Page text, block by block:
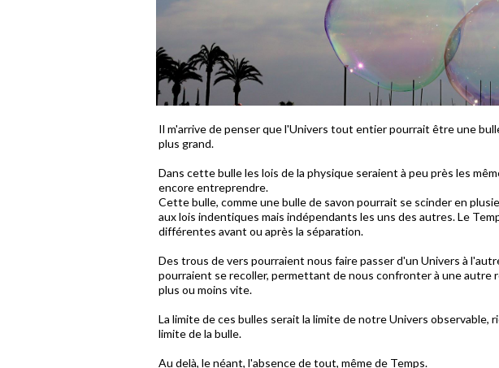
Il m'arrive de penser que l'Univers tout entier pourrait être une
plus grand.
Dans cette bulle les lois de la physique seraient à peu près les
encore entreprendre.
Cette bulle, comme une bulle de savon pourrait se scinder en
aux lois indentiques mais indépendants les uns des autres. Le
différentes avant ou après la séparation.
Des trous de vers pourraient nous faire passer d'un Univers à
pourraient se recoller, permettant de nous confronter à une autre
plus ou moins vite.
La limite de ces bulles serait la limite de notre Univers observable,
limite de la bulle.
Au delà, le néant, l'absence de tout, même de Temps.